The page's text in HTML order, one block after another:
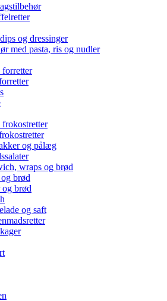
og dressinger
med pasta, ris og nudler
og pålæg
wraps og brød
brød
brød
og saft